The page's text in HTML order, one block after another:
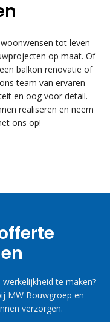
tot leven
op maat. Of
balkon renovatie of
team van ervaren
en oog voor detail.
realiseren en neem
ons op!
te maken?
MW Bouwgroep en
verzorgen.